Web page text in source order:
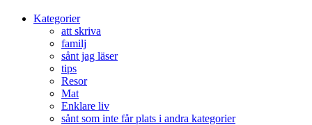
Kategorier
att skriva
familj
sånt jag läser
tips
Resor
Mat
Enklare liv
sånt som inte får plats i andra kategorier